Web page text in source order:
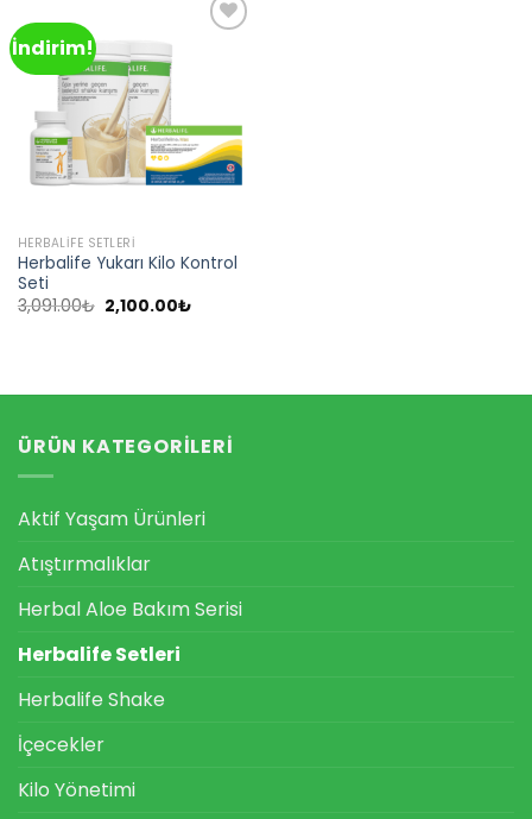
İndirim!
HERBALIFE SETLERI
Herbalife Yukarı Kilo Kontrol
Seti
3,091.00₺ Orijinal
fiyat:
2,100.00₺Şu
ÜRÜN KATEGORILERI
Aktif Yaşam Ürünleri
Atıştırmalıklar
Herbal Aloe Bakım Serisi
Herbalife Setleri
Herbalife Shake
İçecekler
Kilo Yönetimi